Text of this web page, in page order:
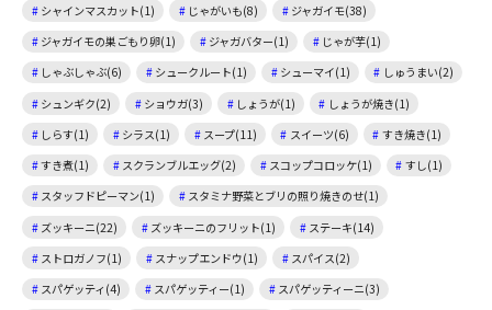
シャインマスカット(1)
じゃがいも(8)
ジャガイモ(38)
ジャガイモの巣ごもり卵(1)
ジャガバター(1)
じゃが芋(1)
しゃぶしゃぶ(6)
シュークルート(1) シューマイ(1)
しゅうまい(2)
シュンギク(2)
ショウガ(3) しょうが(1)
しょうが焼き(1)
しらす(1)
シラス(1) スープ(11) スイーツ(6)
すき焼き(1)
すき煮(1)
スクランブルエッグ(2) スコップコロッケ(1)
すし(1)
スタッフドピーマン(1)
スタミナ野菜とブリの照り焼きのせ(1)
ズッキーニ(22)
ズッキーニのフリット(1)
ステーキ(14)
ストロガノフ(1)
スナップエンドウ(1)
スパイス(2)
スパゲッティ(4)
スパゲッティー(1)
スパゲッティーニ(3)